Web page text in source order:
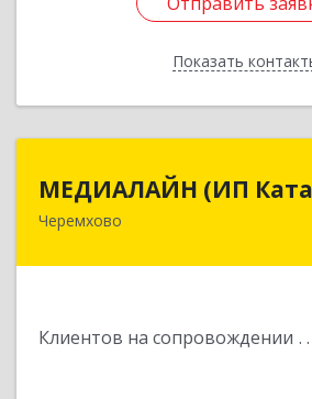
ПоказатьНазад
МЕДИАЛАЙН (ИП
Черемхово
Клиентов на сопровождении
МЕДИАЛАЙН (ИП
665413, Иркутская обл,